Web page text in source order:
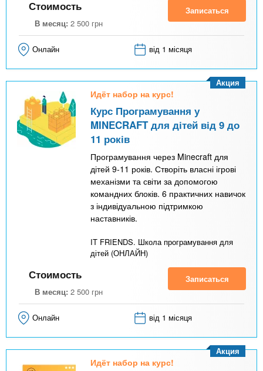
Стоимость
В месяц: 2 500 грн
Записаться
Онлайн від 1 місяця
Идёт набор на курс!
Курс Програмування у
MINECRAFT для дітей від 9 до
11 років
Програмування через Minecraft для
дітей 9-11 років. Створіть власні ігрові
механізми та світи за допомогою
командних блоків. 6 практичних навичок
з індивідуальною підтримкою
наставників.
IT FRIENDS. Школа програмування для
дітей (ОНЛАЙН)
Акция
Стоимость
В месяц: 2 500 грн
Записаться
Онлайн від 1 місяця
Идёт набор на курс!
Акция